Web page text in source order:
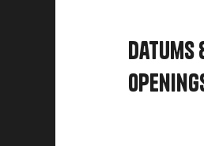
Datums